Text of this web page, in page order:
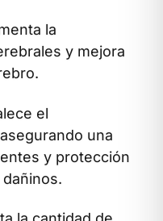
la
y mejora
el
una
y protección